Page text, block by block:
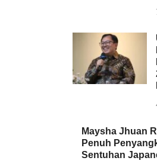
Maysha Jhuan
Penuh
Sentuhan